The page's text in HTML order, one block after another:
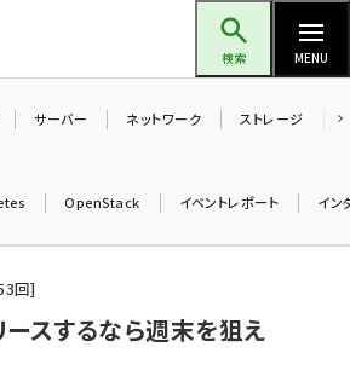
検索 MENU
貢献～仲間と築いた勝利の絆～ (2338)
サーバー ネットワーク ストレージ
OpenStack イベントレポート イン
回
ースするなら週末を狙え